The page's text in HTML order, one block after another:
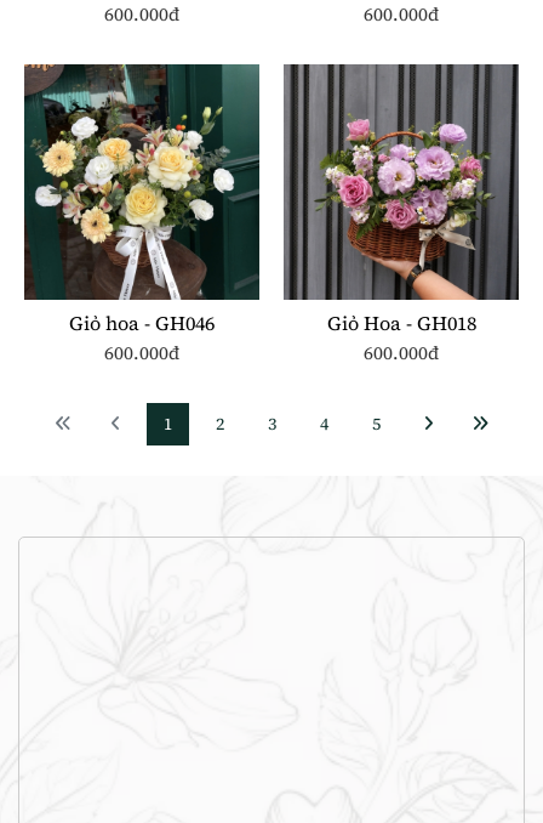
600.000đ 600.000đ
Giỏ hoa - GH046
600.000đ
Giỏ Hoa - GH018
600.000đ
1 2 3 4 5